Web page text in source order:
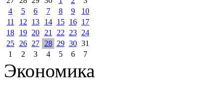
4
5 6 7 8 9
10
11
12 13 14 15 16
17
18
19 20 21 22 23
24
25
26 27 28 29 30 31
1
2 3 4 5 6 7
Экономика